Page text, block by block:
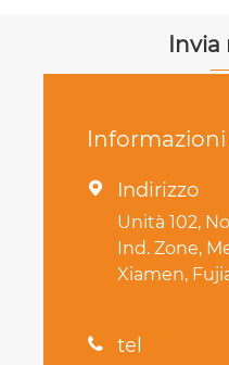
Invia
 Indirizzo
Unità 102,
Ind. Zone,
Xiamen,
 tel